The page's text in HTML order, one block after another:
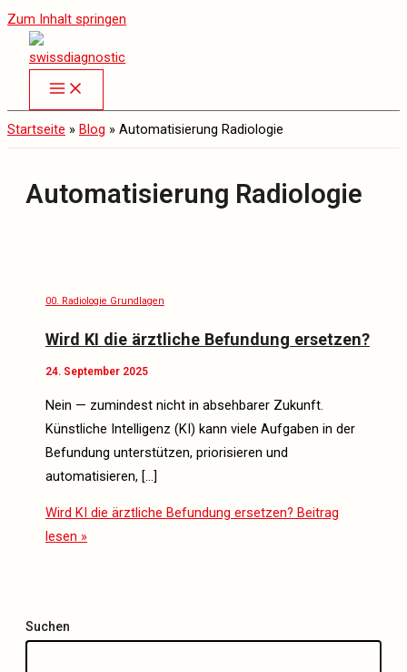
Zum Inhalt springen
Startseite » Blog » Automatisierung Radiologie
Automatisierung Radiologie
00. Radiologie Grundlagen
Wird KI die ärztliche Befundung ersetzen?
24. September 2025
Nein — zumindest nicht in absehbarer Zukunft.
Künstliche Intelligenz (KI) kann viele Aufgaben in der
Befundung unterstützen, priorisieren und
automatisieren, […]
Wird KI die ärztliche Befundung ersetzen? Beitrag
lesen »
Suchen